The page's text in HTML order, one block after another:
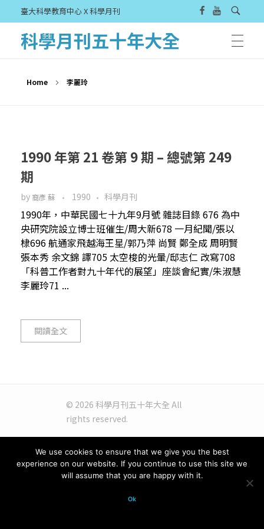
臺大科學教育中心 X 科學月刊
科學月刊五十年大全
Home 李麗玲
1990 年第 21 卷第 9 期 – 總號第 249
期
by 裔彥 蘇 1990 科學月刊
1990年，中華民國七十九年9月號 雜誌目錄 676 為中
央研究院設立博士班催生/周大新678 一月紀聞/張以
棣696 航通家飛越海王星/郭乃萍 尚賢 鄭全成 周明賢
張本秀 余文錦 譯705 太空梭的光暈/邸志仁 改寫708
「科普工作者對九十年代的展望」座談會紀實/朱淑慧
李麗玲71 ...
閱讀全文
© 2026 科學月刊五十年大全 All
rights reserved.
We use cookies to ensure that we give you the best
experience on our website. If you continue to use this site we
will assume that you are happy with it.
Ok